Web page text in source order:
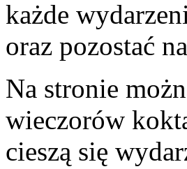
każde
oraz pozostać
Na stronie
wieczorów
cieszą się